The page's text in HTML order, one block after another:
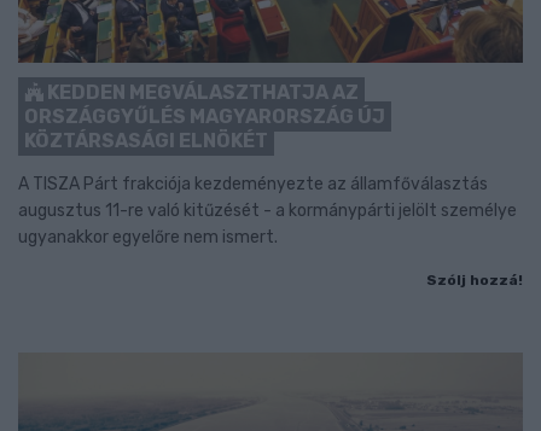
KEDDEN MEGVÁLASZTHATJA AZ
ORSZÁGGYŰLÉS MAGYARORSZÁG ÚJ
KÖZTÁRSASÁGI ELNÖKÉT
A TISZA Párt frakciója kezdeményezte az államfőválasztás
augusztus 11-re való kitűzését - a kormánypárti jelölt személye
ugyanakkor egyelőre nem ismert.
Szólj hozzá!